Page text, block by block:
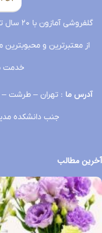
از معتبرترین و
خدمت
آدرس ما
جنب دانشکده
آخرین مطالب